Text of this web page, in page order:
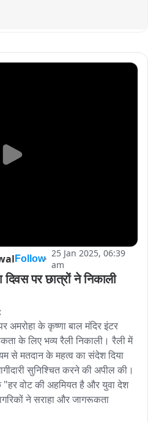
Follow
25 Jan 2025, 06:39
am
पर छात्रों ने निकाली
अमरोहा के कृष्णा बाल मंदिर इंटर
के लिए भव्य रैली निकाली। रैली में
से मतदान के महत्व का संदेश दिया
सुनिश्चित करने की अपील की।
"हर वोट की अहमियत है और युवा देश
ने सराहा और जागरूकता